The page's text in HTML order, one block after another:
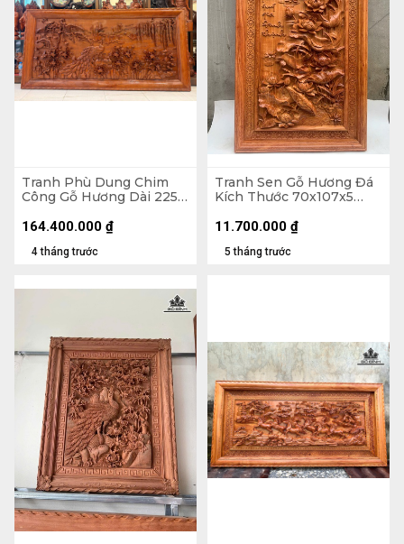
Tranh Phù Dung Chim
Công Gỗ Hương Dài 225
4 tháng trước
164.400.000 ₫
Tranh Sen Gỗ Hương Đá
Kích Thước 70x107x5
5 tháng trước
11.700.000 ₫